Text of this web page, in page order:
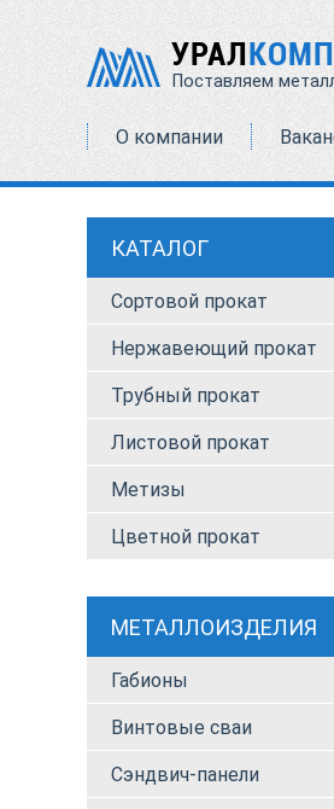
УРАЛ
Поставляем
О компании
КАТАЛОГ
Сортовой прокат
Нержавеющий прокат
Трубный прокат
Листовой прокат
Метизы
Цветной прокат
МЕТАЛЛОИЗДЕЛИЯ
Габионы
Винтовые сваи
Сэндвич-панели